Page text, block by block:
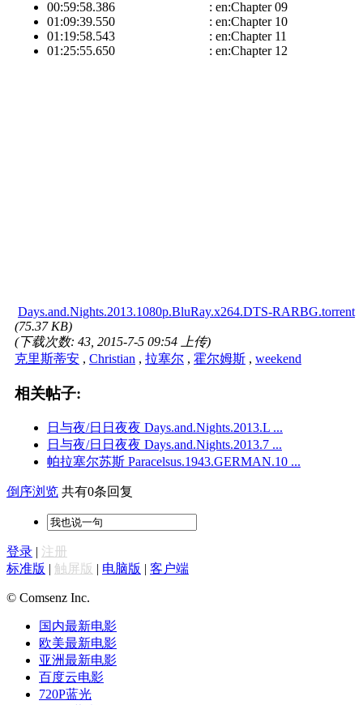
00:59:58.386 : en:Chapter 09
01:09:39.550 : en:Chapter 10
01:19:58.543 : en:Chapter 11
01:25:55.650 : en:Chapter 12
Days.and.Nights.2013.1080p.BluRay.x264.DTS-RARBG.torrent
(75.37 KB)
(下载次数: 43, 2015-7-5 09:54 上传)
克里斯蒂安 , Christian , 拉塞尔 , 霍尔姆斯 , weekend
相关帖子:
日与夜/日日夜夜 Days.and.Nights.2013.L ...
日与夜/日日夜夜 Days.and.Nights.2013.7 ...
帕拉塞尔苏斯 Paracelsus.1943.GERMAN.10 ...
倒序浏览 共有0条回复
登录 | 注册
标准版 | 触屏版 | 电脑版 | 客户端
© Comsenz Inc.
国内最新电影
欧美最新电影
亚洲最新电影
百度云电影
720P蓝光